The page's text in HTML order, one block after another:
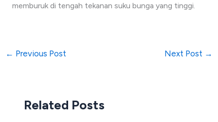
memburuk di tengah tekanan suku bunga yang tinggi.
← Previous Post Next Post →
Related Posts